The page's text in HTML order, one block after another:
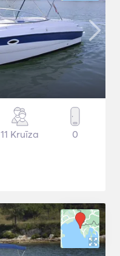
11 Kruīza 0